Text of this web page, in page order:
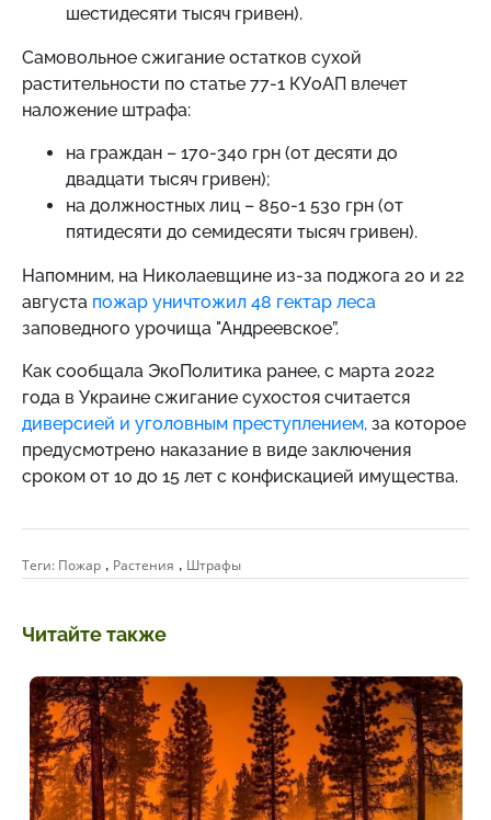
шестидесяти тысяч гривен).
Самовольное сжигание остатков сухой
растительности по статье 77-1 КУоАП влечет
наложение штрафа:
на граждан – 170-340 грн (от десяти до
двадцати тысяч гривен);
на должностных лиц – 850-1 530 грн (от
пятидесяти до семидесяти тысяч гривен).
Напомним, на Николаевщине из-за поджога 20 и 22
августа пожар уничтожил 48 гектар леса
заповедного урочища "Андреевское”.
Как сообщала ЭкоПолитика ранее, с марта 2022
года в Украине сжигание сухостоя считается
диверсией и уголовным преступлением, за которое
предусмотрено наказание в виде заключения
сроком от 10 до 15 лет с конфискацией имущества.
Теги: Пожар , Растения , Штрафы
Читайте также